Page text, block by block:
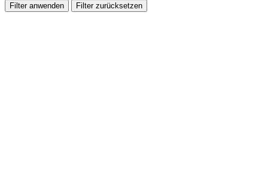
Filter anwenden Filter zurücksetzen